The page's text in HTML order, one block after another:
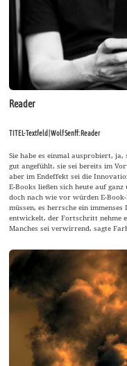
Reader
TITEL-Textfeld | Wolf Senff: Reader
Sie habe es einmal ausprobiert, ja,
gut angefühlt, sie sei bereits im
aber im Endeffekt sei die
E-Books ließen sich heute auf
doch nach wie vor würden E-
müssen, es herrsche ein
entwickelt, der Fortschritt nehme
Manches sei verwirrend, sagte